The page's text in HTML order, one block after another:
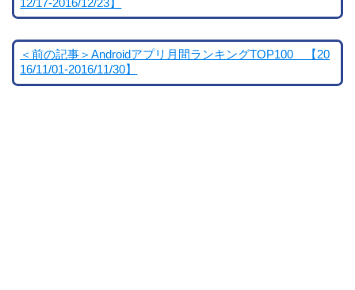
12/17-2016/12/23】
＜前の記事＞Androidアプリ月間ランキングTOP100 【20
16/11/01-2016/11/30】